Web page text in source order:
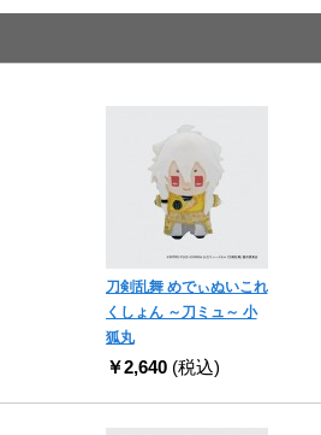
刀剣乱舞 めでぃぬいこれ
くしょん ～刀ミュ～ 小
狐丸
￥2,640 (税込)